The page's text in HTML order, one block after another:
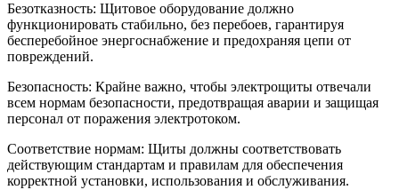
Безотказность: Щитовое оборудование должно
функционировать стабильно, без перебоев, гарантируя
бесперебойное энергоснабжение и предохраняя цепи от
повреждений.
Безопасность: Крайне важно, чтобы электрощиты отвечали
всем нормам безопасности, предотвращая аварии и защищая
персонал от поражения электротоком.
Соответствие нормам: Щиты должны соответствовать
действующим стандартам и правилам для обеспечения
корректной установки, использования и обслуживания.